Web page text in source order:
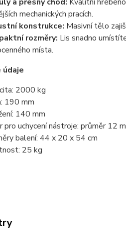
mechanických pracích.
konstrukce: Masivní tělo
rozměry: Lis snadno
místa.
údaje
2000 kg
190 mm
140 mm
pro uchycení nástroje: průměr 12
balení: 44 x 20 x 54 cm
25 kg